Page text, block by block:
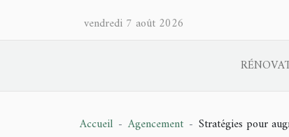
vendredi 7 août 2026
Accueil Agencement Stratégies pour